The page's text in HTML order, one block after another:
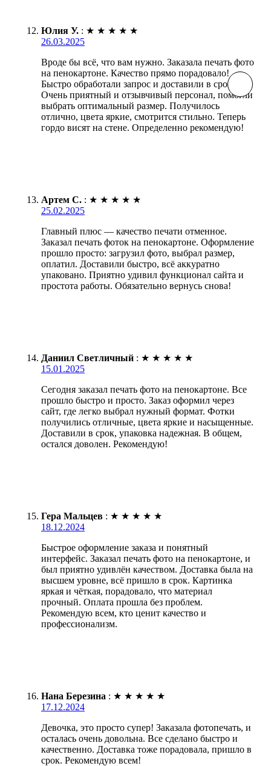
Юлия У. : ★ ★ ★ ★ ★
26.03.2025
Вроде бы всё, что вам нужно. Заказала печать фото
на пенокартоне. Качество прямо порадовало!
Быстро обработали запрос и доставили в срок.
Очень приятный и отзывчивый персонал, помогли
выбрать оптимальный размер. Получилось
отлично, цвета яркие, смотрится стильно. Теперь
гордо висят на стене. Определенно рекомендую!
Артем С. : ★ ★ ★ ★ ★
25.02.2025
Главный плюс — качество печати отменное.
Заказал печать фоток на пенокартоне. Оформление
прошло просто: загрузил фото, выбрал размер,
оплатил. Доставили быстро, всё аккуратно
упаковано. Приятно удивил функционал сайта и
простота работы. Обязательно вернусь снова!
Даниил Светличный : ★ ★ ★ ★ ★
15.01.2025
Сегодня заказал печать фото на пенокартоне. Все
прошло быстро и просто. Заказ оформил через
сайт, где легко выбрал нужный формат. Фотки
получились отличные, цвета яркие и насыщенные.
Доставили в срок, упаковка надежная. В общем,
остался доволен. Рекомендую!
Гера Мальцев : ★ ★ ★ ★ ★
18.12.2024
Быстрое оформление заказа и понятный
интерфейс. Заказал печать фото на пенокартоне, и
был приятно удивлён качеством. Доставка была на
высшем уровне, всё пришло в срок. Картинка
яркая и чёткая, порадовало, что материал
прочный. Оплата прошла без проблем.
Рекомендую всем, кто ценит качество и
профессионализм.
Нана Березина : ★ ★ ★ ★ ★
17.12.2024
Девочка, это просто супер! Заказала фотопечать, и
осталась очень довольна. Все сделано быстро и
качественно. Доставка тоже порадовала, пришло в
срок. Рекомендую всем!